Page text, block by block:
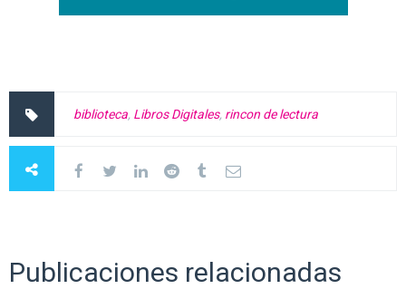
biblioteca, Libros Digitales, rincon de lectura
Publicaciones relacionadas